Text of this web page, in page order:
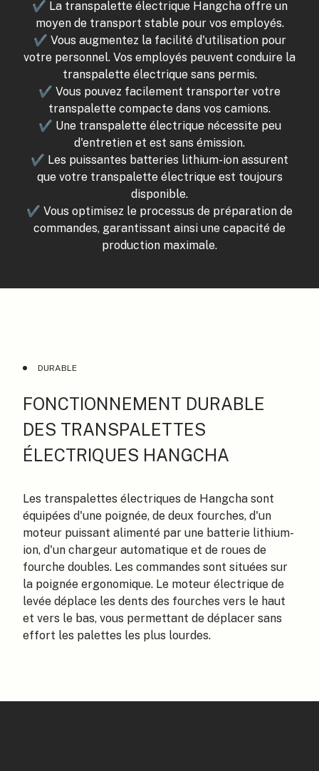
✔ La transpalette électrique Hangcha offre un
moyen de transport stable pour vos employés.
✔ Vous augmentez la facilité d'utilisation pour
votre personnel. Vos employés peuvent conduire la
transpalette électrique sans permis.
✔ Vous pouvez facilement transporter votre
transpalette compacte dans vos camions.
✔ Une transpalette électrique nécessite peu
d'entretien et est sans émission.
✔ Les puissantes batteries lithium-ion assurent
que votre transpalette électrique est toujours
disponible.
✔ Vous optimisez le processus de préparation de
commandes, garantissant ainsi une capacité de
production maximale.
DURABLE
FONCTIONNEMENT DURABLE
DES TRANSPALETTES
ÉLECTRIQUES HANGCHA
Les transpalettes électriques de Hangcha sont
équipées d'une poignée, de deux fourches, d'un
moteur puissant alimenté par une batterie lithium-
ion, d'un chargeur automatique et de roues de
fourche doubles. Les commandes sont situées sur
la poignée ergonomique. Le moteur électrique de
levée déplace les dents des fourches vers le haut
et vers le bas, vous permettant de déplacer sans
effort les palettes les plus lourdes.